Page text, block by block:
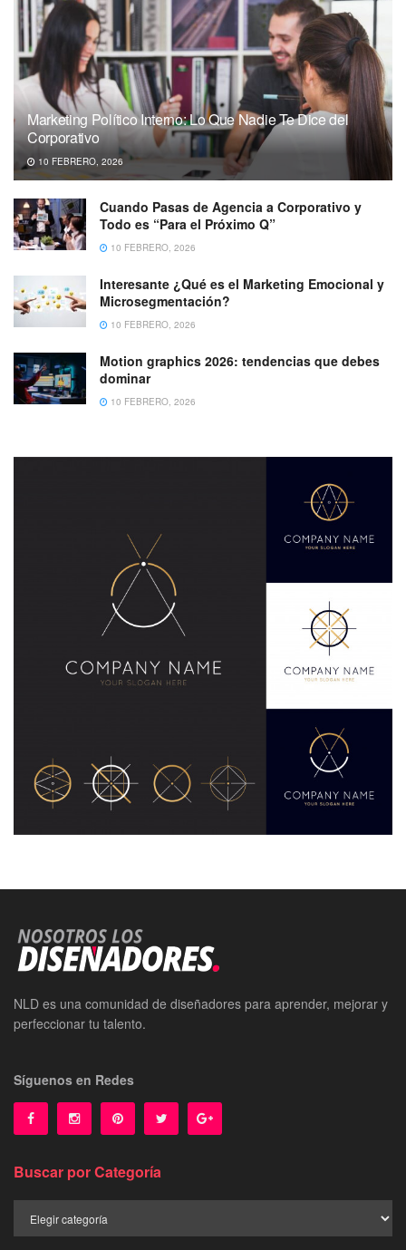
Marketing Político Interno: Lo Que Nadie Te Dice del
Corporativo
10 FEBRERO, 2026
Cuando Pasas de Agencia a Corporativo y
Todo es “Para el Próximo Q”
10 FEBRERO, 2026
Interesante ¿Qué es el Marketing Emocional y
Microsegmentación?
10 FEBRERO, 2026
Motion graphics 2026: tendencias que debes
dominar
10 FEBRERO, 2026
NLD es una comunidad de diseñadores para aprender, mejorar y
perfeccionar tu talento.
Síguenos en Redes
Buscar por Categoría
por